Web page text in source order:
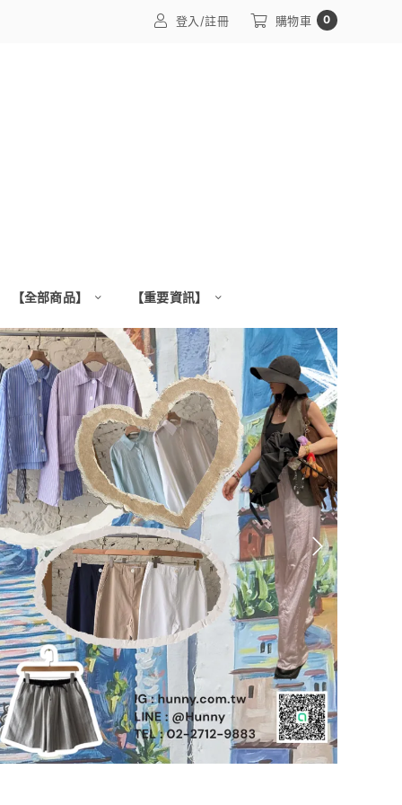
登入/註冊 購物車 0
【全部商品】 【重要資訊】